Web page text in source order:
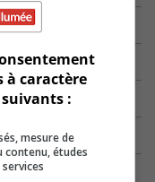
à caractère
:
mesure de
contenu, études